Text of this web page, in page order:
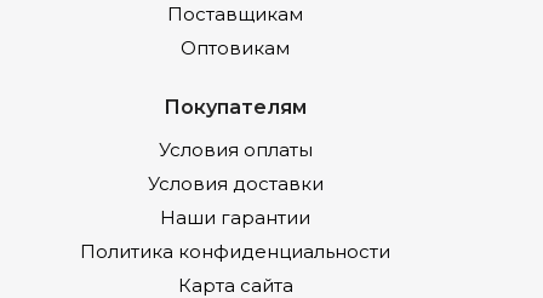
Поставщикам
Оптовикам
Покупателям
Условия оплаты
Условия доставки
Наши гарантии
Политика конфиденциальности
Карта сайта